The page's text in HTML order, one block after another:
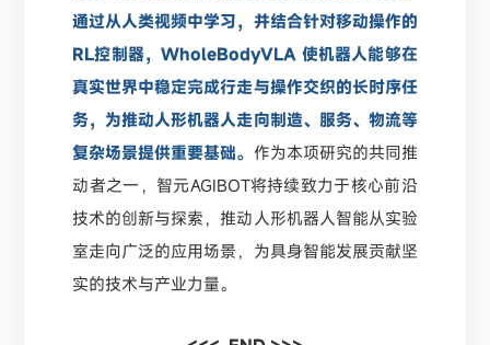
通过从人类视频中学习，并结合针对移动操作的
RL控制器，WholeBodyVLA 使机器人能够在
真实世界中稳定完成行走与操作交织的长时序任
务，为推动人形机器人走向制造、服务、物流等
复杂场景提供重要基础。 作为本项研究的共同推
动者之一，智元AGIBOT将持续致力于核心前沿
技术的创新与探索，推动人形机器人智能从实验
室走向广泛的应用场景，为具身智能发展贡献坚
实的技术与产业力量。